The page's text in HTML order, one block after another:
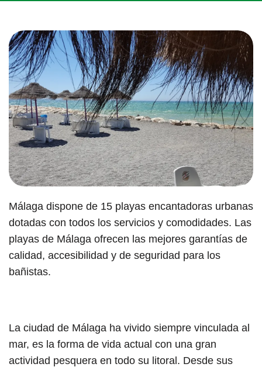
Málaga dispone de 15 playas encantadoras urbanas
dotadas con todos los servicios y comodidades. Las
playas de Málaga ofrecen las mejores garantías de
calidad, accesibilidad y de seguridad para los
bañistas.
La ciudad de Málaga ha vivido siempre vinculada al
mar, es la forma de vida actual con una gran
actividad pesquera en todo su litoral. Desde sus